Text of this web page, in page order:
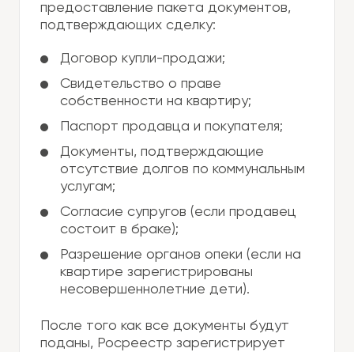
предоставление пакета документов,
подтверждающих сделку:
Договор купли-продажи;
Свидетельство о праве
собственности на квартиру;
Паспорт продавца и покупателя;
Документы, подтверждающие
отсутствие долгов по коммунальным
услугам;
Согласие супругов (если продавец
состоит в браке);
Разрешение органов опеки (если на
квартире зарегистрированы
несовершеннолетние дети).
После того как все документы будут
поданы, Росреестр зарегистрирует